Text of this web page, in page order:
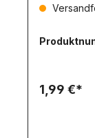
1,99 €*